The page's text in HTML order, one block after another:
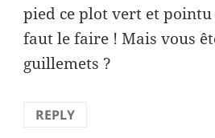
pied ce plot vert et
faut le faire ! Mais vous
guillemets ?
REPLY